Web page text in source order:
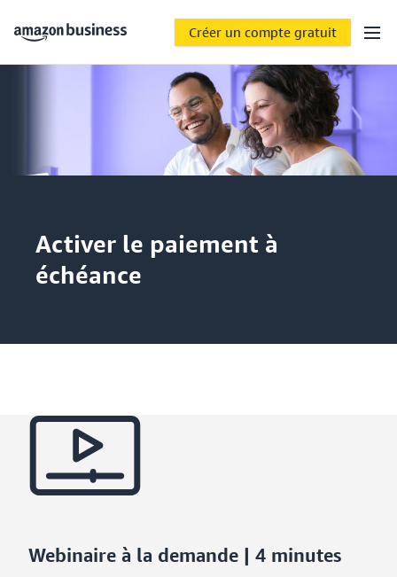
Créer un compte gratuit
Activer le paiement à
échéance
Webinaire à la demande | 4 minutes